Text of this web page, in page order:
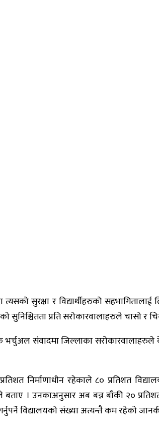
सुरक्षा र विद्यार्थीहरुको
सुनिश्चितता प्रति सरोकारवालाहरुले चासो र
संवादमा जिल्लाका सरोकारवालाहरुले
निर्माणाधीन रहेकाले ८० प्रतिशत
। उनकाअनुसार अब बन्न बाँकी २०
विद्यालयको संख्या अत्यन्तै कम रहेको